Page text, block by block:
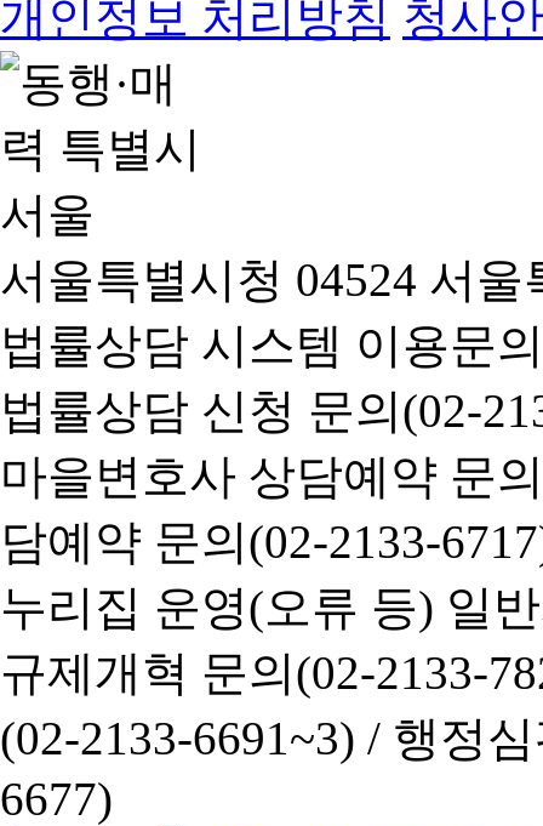
개인정보 처리방침 청사
서울특별시청 04524 서
법률상담 시스템 이용문
법률상담 신청 문의(02-
마을변호사 상담예약 문
담예약 문의(02-2133-
누리집 운영(오류 등) 일
규제개혁 문의(02-2133-
(02-2133-6691~3) / 행정심
6677)